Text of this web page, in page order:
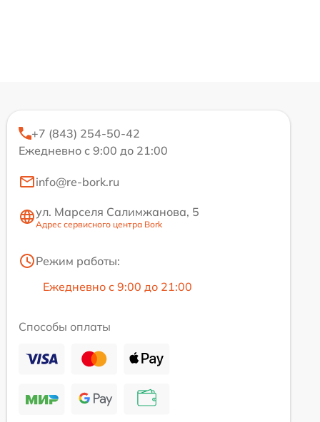
+7 (843) 254-50-42
Ежедневно с 9:00 до 21:00
info@re-bork.ru
ул. Марселя Салимжанова, 5
Адрес сервисного центра Bork
Режим работы:
Ежедневно с 9:00 до 21:00
Способы оплаты